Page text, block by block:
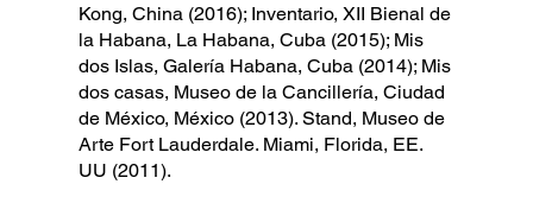
Kong, China (2016); Inventario, XII Bienal de
la Habana, La Habana, Cuba (2015); Mis
dos Islas, Galería Habana, Cuba (2014); Mis
dos casas, Museo de la Cancillería, Ciudad
de México, México (2013). Stand, Museo de
Arte Fort Lauderdale. Miami, Florida, EE.
UU (2011).